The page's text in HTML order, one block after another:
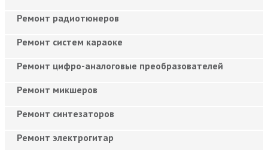
Ремонт радиотюнеров
Ремонт систем караоке
Ремонт цифро-аналоговые преобразователей
Ремонт микшеров
Ремонт синтезаторов
Ремонт электрогитар